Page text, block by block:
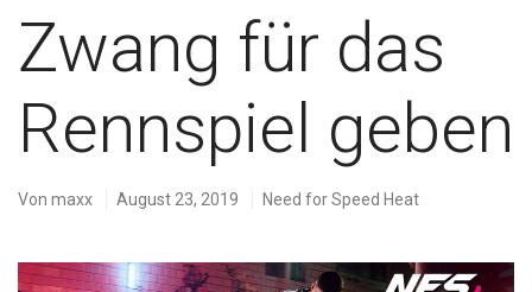
Zwang für das
Rennspiel geben
Von maxx August 23, 2019 Need for Speed Heat